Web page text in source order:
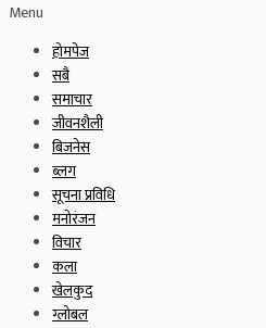
Menu
होमपेज
सबै
समाचार
जीवनशैली
बिजनेस
ब्लग
सूचना प्रविधि
मनोरंजन
विचार
कला
खेलकुद
ग्लोबल